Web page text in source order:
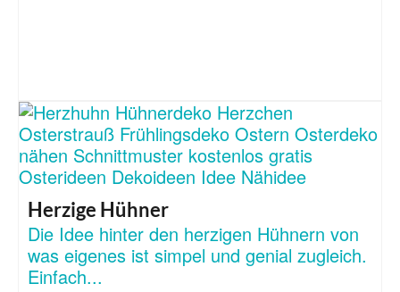
Herzige Hühner
Die Idee hinter den herzigen Hühnern von
was eigenes ist simpel und genial zugleich.
Einfach...